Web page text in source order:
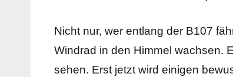
Nicht nur, wer entlang der B107
Windrad in den Himmel wachsen.
sehen. Erst jetzt wird einigen